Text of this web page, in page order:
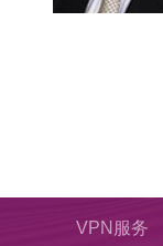
VPN服务